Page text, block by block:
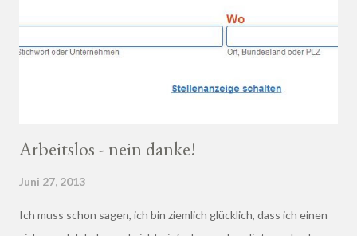
Arbeitslos - nein danke!
Juni 27, 2013
Ich muss schon sagen, ich bin ziemlich glücklich, dass ich einen